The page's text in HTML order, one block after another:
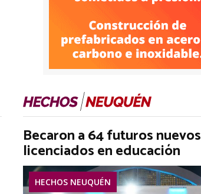
Becaron a 64 futuros nuevos
licenciados en educación
HECHOS NEUQUÉN